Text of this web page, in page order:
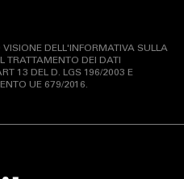
VISIONE DELL'INFORMATIVA SULLA
TRATTAMENTO DEI DATI
13 DEL D. LGS 196/2003 E
UE 679/2016.